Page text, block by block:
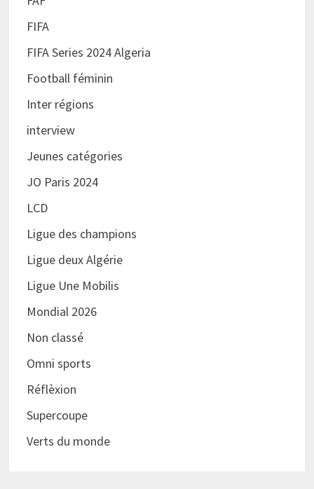
FIFA
FIFA Series 2024 Algeria
Football féminin
Inter régions
interview
Jeunes catégories
JO Paris 2024
LCD
Ligue des champions
Ligue deux Algérie
Ligue Une Mobilis
Mondial 2026
Non classé
Omni sports
Réflèxion
Supercoupe
Verts du monde